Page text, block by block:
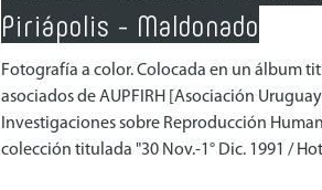
Piriápolis - Maldonado
Fotografía a color. Colocada en un álbum
asociados de AUPFIRH [Asociación
Investigaciones sobre Reproducción
colección titulada "30 Nov.-1° Dic. 1991 /